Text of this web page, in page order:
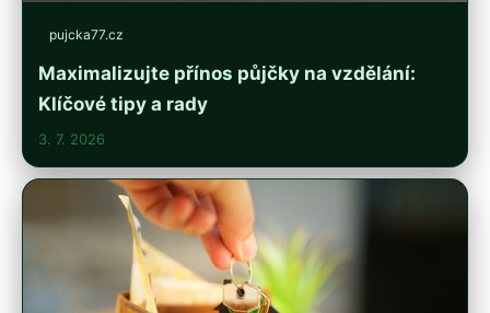
pujcka77.cz
Maximalizujte přínos půjčky na vzdělání:
Klíčové tipy a rady
3. 7. 2026